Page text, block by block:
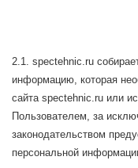
2.1. spectehnic.ru
информацию, которая
сайта spectehnic.ru или
Пользователем, за
законодательством
персональной